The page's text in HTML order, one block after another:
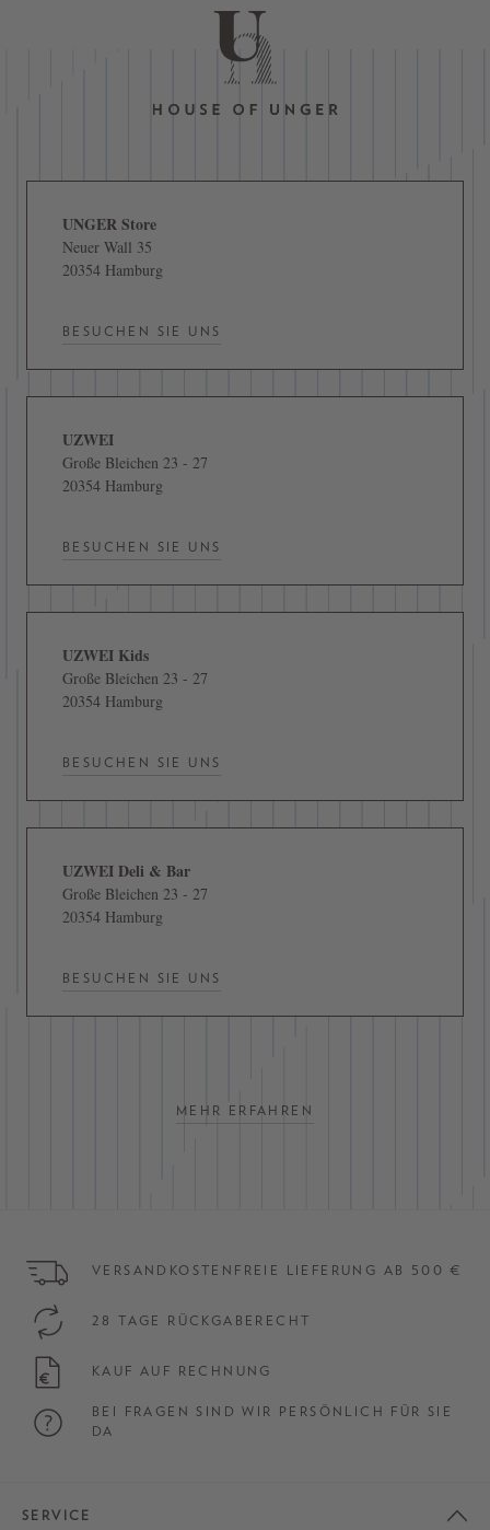
UNGER Store
Neuer Wall 35
20354 Hamburg
BESUCHEN SIE UNS
UZWEI
Große Bleichen 23 - 27
20354 Hamburg
BESUCHEN SIE UNS
UZWEI Kids
Große Bleichen 23 - 27
20354 Hamburg
BESUCHEN SIE UNS
UZWEI Deli & Bar
Große Bleichen 23 - 27
20354 Hamburg
BESUCHEN SIE UNS
MEHR ERFAHREN
VERSANDKOSTENFREIE LIEFERUNG AB 500 €
28 TAGE RÜCKGABERECHT
KAUF AUF RECHNUNG
BEI FRAGEN SIND WIR PERSÖNLICH FÜR SIE
DA
SERVICE